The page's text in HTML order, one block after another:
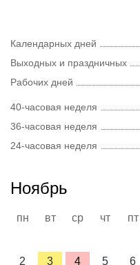
Календарных дней
Выходных и праздничных
Рабочих дней
40-часовая неделя
36-часовая неделя
24-часовая неделя
Ноябрь
пн вт ср чт пт
2
3 4 5 6